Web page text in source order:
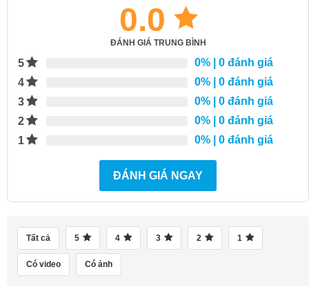
0.0
ĐÁNH GIÁ TRUNG BÌNH
5 0% | 0 đánh giá
4
0% | 0 đánh giá
3
0% | 0 đánh giá
2
0% | 0 đánh giá
1
0% | 0 đánh giá
ĐÁNH GIÁ NGAY
Tất cả 5 4 3 2 1
Có video Có ảnh